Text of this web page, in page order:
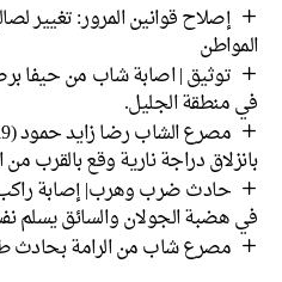
إصلاح قوانين المرور: تغيير
المواطن
توثيق | اصابة شاب من حيفا
في منطقة الجليل.
بانزلاق دراجة نارية وقع بالقرب
في هضبة الجولان والسائق يسلم
مصرع شاب من الرامة بحادث